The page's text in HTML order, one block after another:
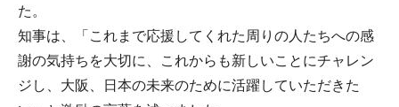
た。
知事は、「これまで応援してくれた周りの人たちへの感
謝の気持ちを大切に、これからも新しいことにチャレン
ジし、大阪、日本の未来のために活躍していただきた